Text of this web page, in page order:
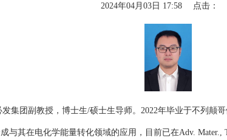
2024年04月03日 17:58 点击：
集团 副教授，博士生/硕士生导师 。 2022年毕业于不列颠
与其在电化学能量转化领域的应用，目前已在Adv. Mater.,